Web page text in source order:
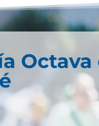
Octava